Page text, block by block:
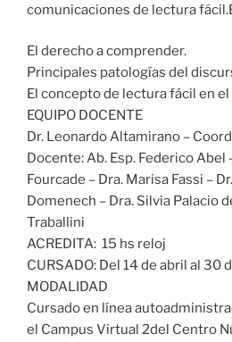
comunicaciones de lectura
El derecho a comprender.
Principales patologías del
El concepto de lectura fácil en
EQUIPO DOCENTE
Dr. Leonardo Altamirano –
Docente: Ab. Esp. Federico
Fourcade – Dra. Marisa Fassi –
Domenech – Dra. Silvia Palacio
Traballini
ACREDITA: 15 hs reloj
CURSADO: Del 14 de abril al 30
MODALIDAD
Cursado en línea
el Campus Virtual 2del Centro